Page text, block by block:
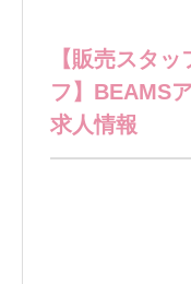
【販売スタ
フ】BEAMS
求人情報